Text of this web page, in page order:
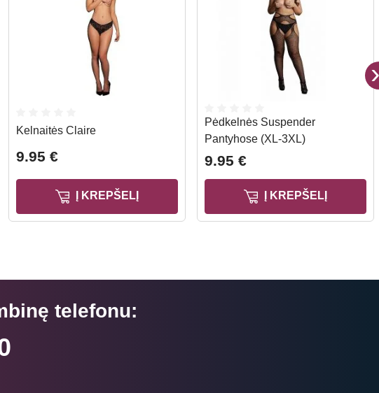
Kelnaitės Claire
9.95 €
Į KREPŠELĮ
Pėdkelnės Suspender
Pantyhose (XL-3XL)
9.95 €
Į KREPŠELĮ
telefonu: